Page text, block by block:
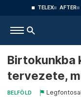
TELEX AFTER
Birtokunkba
tervezete,
BELFÖLD